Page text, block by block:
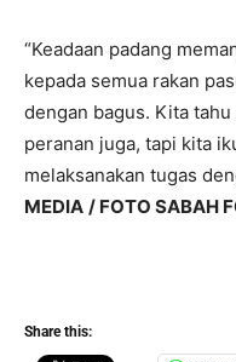
“Keadaan padang
kepada semua rakan
dengan bagus. Kita
peranan juga, tapi kita
melaksanakan tugas
MEDIA / FOTO SABAH
Share this: